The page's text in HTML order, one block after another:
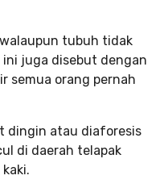
tubuh tidak
ini juga disebut dengan
semua orang pernah
dingin atau diaforesis
di daerah telapak